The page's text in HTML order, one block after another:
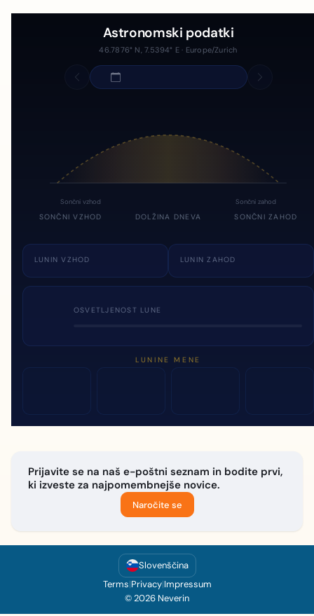
Astronomski podatki
46.7876° N, 7.5394° E · Europe/Zurich
Sončni vzhod Sončni zahod
SONČNI VZHOD DOLŽINA DNEVA SONČNI ZAHOD
LUNIN VZHOD LUNIN ZAHOD
OSVETLJENOST LUNE
LUNINE MENE
Prijavite se na naš e-poštni seznam in bodite prvi,
ki izveste za najpomembnejše novice.
Naročite se
Slovenščina
Terms|Privacy|Impressum
© 2026 Neverin